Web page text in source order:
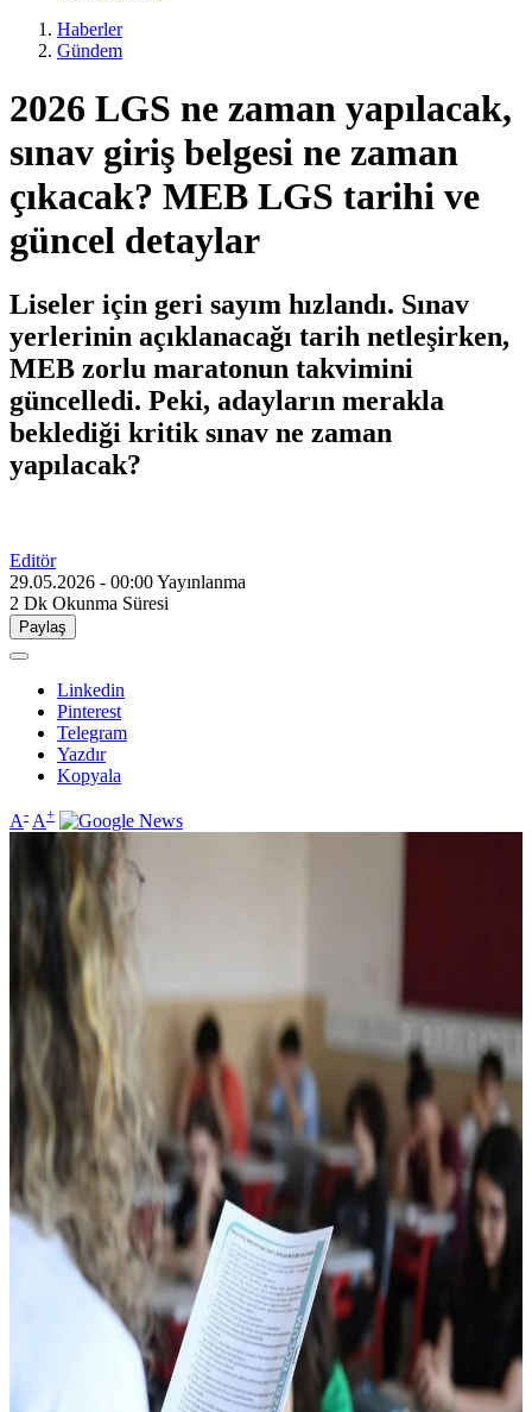
Haberler
Gündem
2026 LGS ne zaman yapılacak,
sınav giriş belgesi ne zaman
çıkacak? MEB LGS tarihi ve
güncel detaylar
Liseler için geri sayım hızlandı. Sınav
yerlerinin açıklanacağı tarih netleşirken,
MEB zorlu maratonun takvimini
güncelledi. Peki, adayların merakla
beklediği kritik sınav ne zaman
yapılacak?
Editör
29.05.2026 - 00:00Yayınlanma
2 Dk Okunma Süresi
Paylaş
Linkedin
Pinterest
Telegram
Yazdır
Kopyala
A- A+